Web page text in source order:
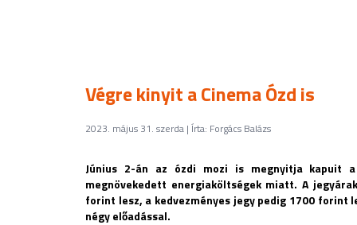
Végre kinyit a Cinema Ózd is
2023. május 31. szerda | Írta: Forgács Balázs
Június 2-án az ózdi mozi is megnyitja kapuit
megnövekedett energiaköltségek miatt. A
forint lesz, a kedvezményes jegy pedig 1700 forint
négy előadással.